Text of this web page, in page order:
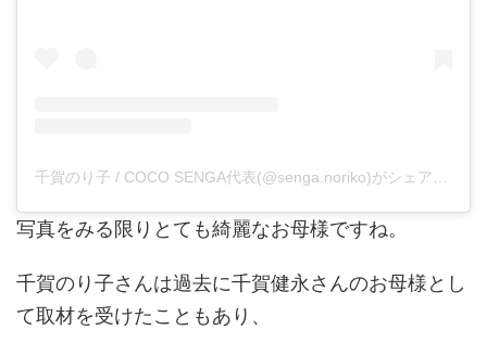
写真をみる限りとても綺麗なお母様ですね。
千賀のり子さんは過去に千賀健永さんのお母様とし
て取材を受けたこともあり、